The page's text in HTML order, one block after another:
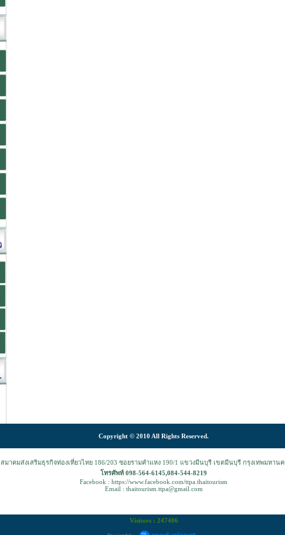
Copyright © 2010 All Rights Reserved.
สมาคมส่งเสริมธุรกิจท่องเที่ยวไทย 186/203 ซอยรามคำแหง 190/1 แขวงมีนบุรี เขตมีนบุรี กรุงเทพมหานค
โทรศัพท์ 098-564-6145,084-544-8219
Facebook : https://www.facebook.com/ttpa.thaitourism
Email : thaitourism.ttpa@gmail.com
Visitors : 247406